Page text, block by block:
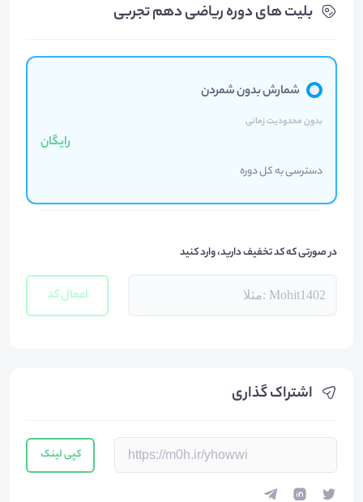
اشتراک گذاری
کپی لینک
بلیت های دوره ریاضی دهم تجربی
شمارش بدون شمردن
بدون محدودیت زمانی
رایگان
دسترسی به کل دوره
در صورتی که کد تخفیف دارید، وارد کنید
اعمال کد